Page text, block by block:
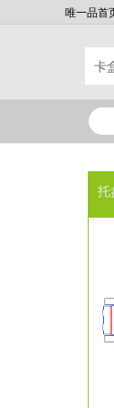
唯一品首
卡